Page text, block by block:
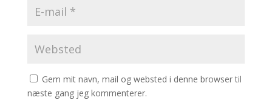
Gem mit navn, mail og websted i denne browser til
næste gang jeg kommenterer.